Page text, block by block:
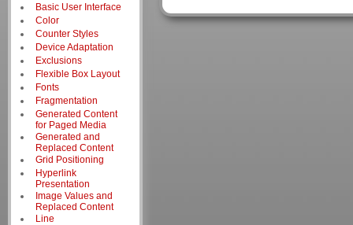
Basic User Interface
Color
Counter Styles
Device Adaptation
Exclusions
Flexible Box Layout
Fonts
Fragmentation
Generated Content
for Paged Media
Generated and
Replaced Content
Grid Positioning
Hyperlink
Presentation
Image Values and
Replaced Content
Line